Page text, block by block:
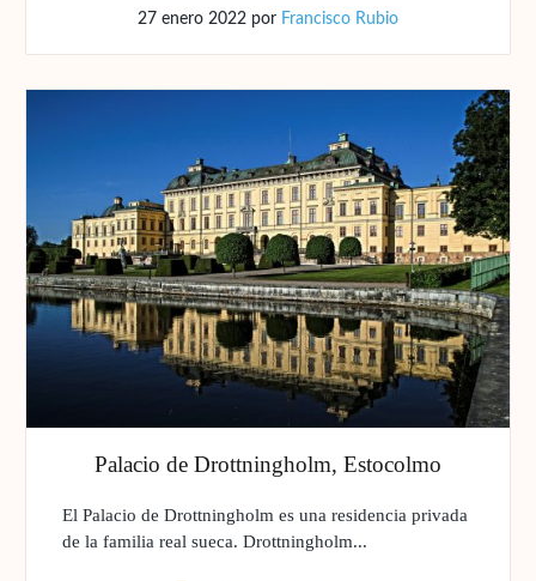
27 enero 2022 por Francisco Rubio
Palacio de Drottningholm, Estocolmo
El Palacio de Drottningholm es una residencia privada
de la familia real sueca. Drottningholm...